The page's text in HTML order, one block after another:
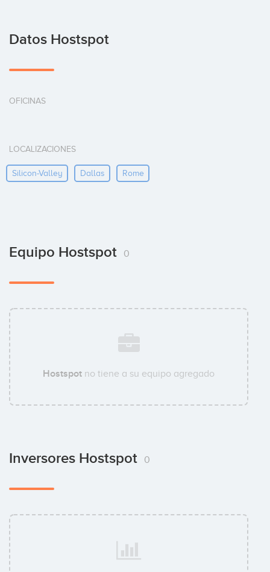
Datos Hostspot
OFICINAS
LOCALIZACIONES
Silicon-Valley Dallas Rome
Equipo Hostspot 0
Hostspot no tiene a su equipo agregado
Inversores Hostspot 0